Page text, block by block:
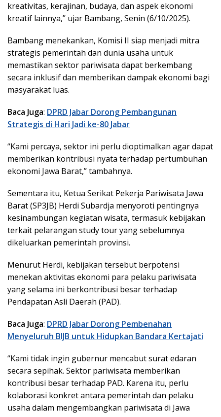
kreativitas, kerajinan, budaya, dan aspek ekonomi
kreatif lainnya,” ujar Bambang, Senin (6/10/2025).
Bambang menekankan, Komisi II siap menjadi mitra
strategis pemerintah dan dunia usaha untuk
memastikan sektor pariwisata dapat berkembang
secara inklusif dan memberikan dampak ekonomi bagi
masyarakat luas.
Baca Juga: DPRD Jabar Dorong Pembangunan
Strategis di Hari Jadi ke-80 Jabar
“Kami percaya, sektor ini perlu dioptimalkan agar dapat
memberikan kontribusi nyata terhadap pertumbuhan
ekonomi Jawa Barat,” tambahnya.
Sementara itu, Ketua Serikat Pekerja Pariwisata Jawa
Barat (SP3JB) Herdi Subardja menyoroti pentingnya
kesinambungan kegiatan wisata, termasuk kebijakan
terkait pelarangan study tour yang sebelumnya
dikeluarkan pemerintah provinsi.
Menurut Herdi, kebijakan tersebut berpotensi
menekan aktivitas ekonomi para pelaku pariwisata
yang selama ini berkontribusi besar terhadap
Pendapatan Asli Daerah (PAD).
Baca Juga: DPRD Jabar Dorong Pembenahan
Menyeluruh BIJB untuk Hidupkan Bandara Kertajati
“Kami tidak ingin gubernur mencabut surat edaran
secara sepihak. Sektor pariwisata memberikan
kontribusi besar terhadap PAD. Karena itu, perlu
kolaborasi konkret antara pemerintah dan pelaku
usaha dalam mengembangkan pariwisata di Jawa